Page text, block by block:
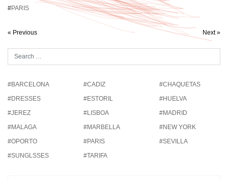
#PARIS
« Previous Next »
#BARCELONA #CADIZ
#CHAQUETAS
#DRESSES
#ESTORIL
#HUELVA
#JEREZ
#LISBOA
#MADRID
#MALAGA
#MARBELLA
#NEW YORK
#OPORTO
#PARIS
#SEVILLA
#SUNGLSSES
#TARIFA